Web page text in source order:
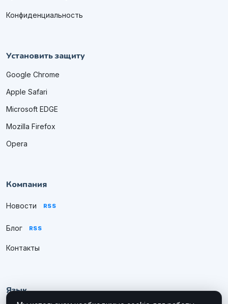
Конфиденциальность
Установить защиту
Google Chrome
Apple Safari
Microsoft EDGE
Mozilla Firefox
Opera
Компания
Новости RSS
Блог RSS
Контакты
Язык